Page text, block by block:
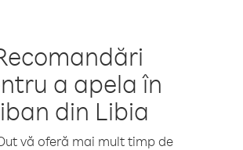
a apela în
din Libia
vă oferă mai mult timp de